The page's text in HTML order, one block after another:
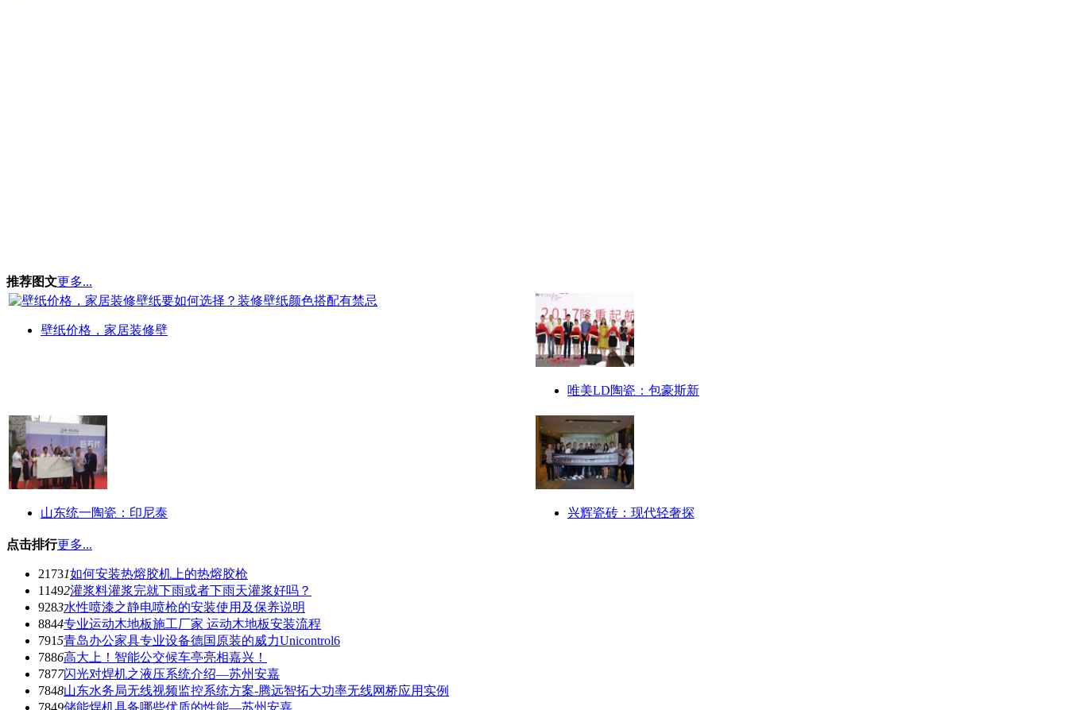
推荐图文更多...
壁纸价格，家居装修壁
唯美LD陶瓷：包豪斯新
山东统一陶瓷：印尼泰 兴辉瓷砖：现代轻奢探
点击排行更多...
21731如何安装热熔胶机上的热熔胶枪
11492灌浆料灌浆完就下雨或者下雨天灌浆好吗？
9283水性喷漆之静电喷枪的安装使用及保养说明
8844专业运动木地板施工厂家 运动木地板安装流程
7915青岛办公家具专业设备德国原装的威力Unicontrol6
7886高大上！智能公交候车亭亮相嘉兴！
7877闪光对焊机之液压系统介绍—苏州安嘉
7848山东水务局无线视频监控系统方案-腾远智拓大功率无线网桥应用实例
7849储能焊机具备哪些优质的性能—苏州安嘉